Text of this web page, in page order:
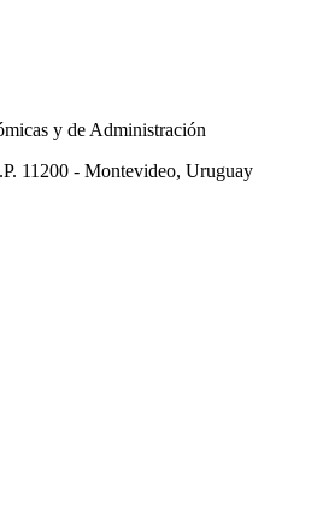
y de Administración
11200 - Montevideo, Uruguay